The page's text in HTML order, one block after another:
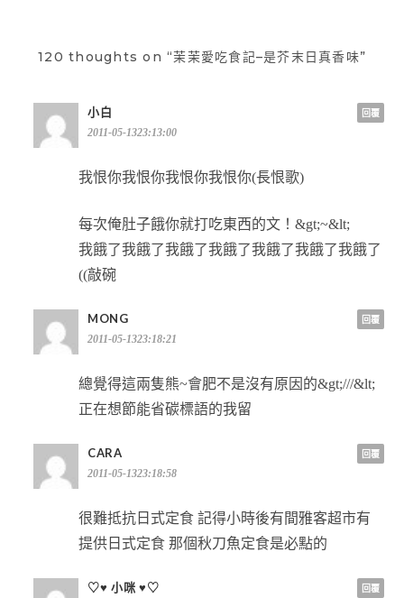
120 thoughts on “茉茉愛吃食記–是芥末日真香味”
小白
2011-05-1323:13:00
我恨你我恨你我恨你我恨你(長恨歌)
每次俺肚子餓你就打吃東西的文！&gt;~&lt;
我餓了我餓了我餓了我餓了我餓了我餓了我餓了
((敲碗
回覆
MONG
2011-05-1323:18:21
總覺得這兩隻熊~會肥不是沒有原因的&gt;///&lt;
正在想節能省碳標語的我留
回覆
CARA
2011-05-1323:18:58
很難抵抗日式定食 記得小時後有間雅客超市有
提供日式定食 那個秋刀魚定食是必點的
回覆
♡♥ 小咪 ♥♡ 回覆